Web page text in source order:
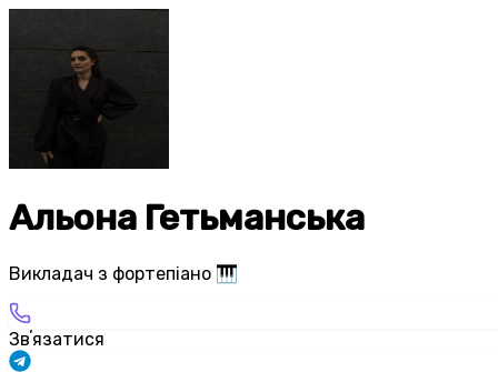
Альона Гетьманська
Викладач з фортепіано 🎹
Звʼязатися